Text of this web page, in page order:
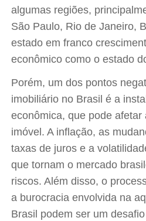
algumas regiões,
São Paulo, Rio de Janeiro,
estado em franco
econômico como o estado
Porém, um dos pontos
imobiliário no Brasil é a
econômica, que pode afetar
imóvel. A inflação, as
taxas de juros e a
que tornam o mercado
riscos. Além disso, o
a burocracia envolvida na
Brasil podem ser um